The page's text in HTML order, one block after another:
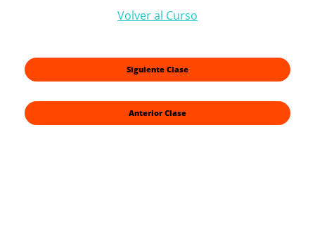
Anterior Clase
Volver al Curso
Siguiente Clase